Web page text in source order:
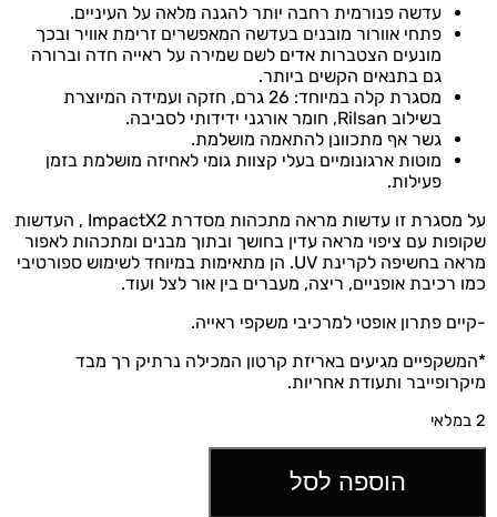
עדשה פנורמית רחבה יותר להגנה מלאה על העיניים.
פתחי אוורור מובנים בעדשה המאפשרים זרימת אוויר ובכך
מונעים הצטברות אדים לשם שמירה על ראייה חדה וברורה
גם בתנאים הקשים ביותר.
מסגרת קלה במיוחד: 26 גרם, חזקה ועמידה המיוצרת
בשילוב Rilsan, חומר אורגני ידידותי לסביבה.
גשר אף מתכוונן להתאמה מושלמת.
מוטות ארגונומיים בעלי קצוות גומי לאחיזה מושלמת בזמן
פעילות.
על מסגרת זו עדשות מראה מתכהות מסדרת ImpactX2 , העדשות
שקופות עם ציפוי מראה עדין בחושך ובתוך מבנים ומתכהות לאפור
מראה בחשיפה לקרינת UV. הן מתאימות במיוחד לשימוש ספורטיבי
כמו רכיבת אופניים, ריצה, מעברים בין אור לצל ועוד.
-קיים פתרון אופטי למרכיבי משקפי ראייה.
*המשקפיים מגיעים באריזת קרטון המכילה נרתיק רך מבד
מיקרופייבר ותעודת אחריות.
2 במלאי
הוספה לסל